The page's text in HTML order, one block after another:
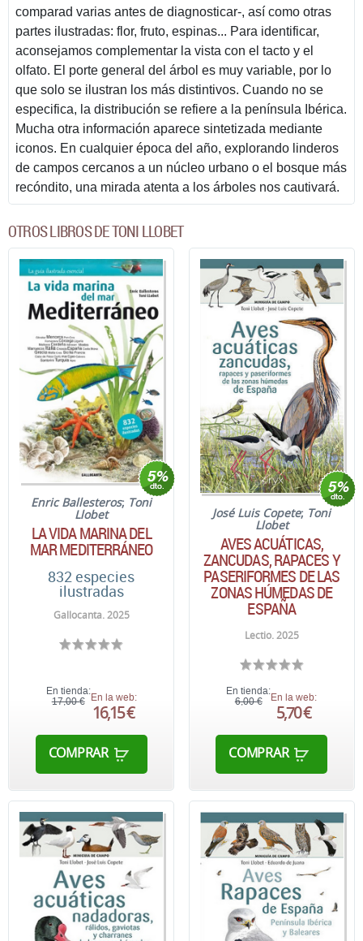
comparad varias antes de diagnosticar-, así como otras
partes ilustradas: flor, fruto, espinas... Para identificar,
aconsejamos complementar la vista con el tacto y el
olfato. El porte general del árbol es muy variable, por lo
que solo se ilustran los más distintivos. Cuando no se
especifica, la distribución se refiere a la península Ibérica.
Mucha otra información aparece sintetizada mediante
iconos. En cualquier época del año, explorando linderos
de campos cercanos a un núcleo urbano o el bosque más
recóndito, una mirada atenta a los árboles nos cautivará.
OTROS LIBROS DE TONI LLOBET
Enric Ballesteros; Toni
Llobet
LA VIDA MARINA DEL
MAR MEDITERRÁNEO
832 especies
ilustradas
Gallocanta. 2025
En tienda:
17,00 € En la web:
16,15 €
COMPRAR
José Luis Copete; Toni
Llobet
AVES ACUÁTICAS,
ZANCUDAS, RAPACES Y
PASERIFORMES DE LAS
ZONAS HÚMEDAS DE
ESPAÑA
Lectio. 2025
En tienda:
6,00 €
En la web:
5,70 €
COMPRAR